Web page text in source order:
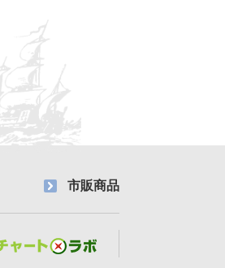
市販商品